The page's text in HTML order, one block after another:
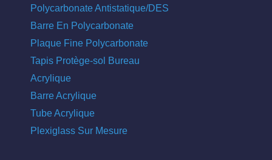
Polycarbonate Antistatique/DES
Barre En Polycarbonate
Plaque Fine Polycarbonate
Tapis Protège-sol Bureau
Acrylique
Barre Acrylique
Tube Acrylique
Plexiglass Sur Mesure